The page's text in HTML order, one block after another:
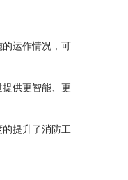
运作情况，可
供更智能、更
提升了消防工